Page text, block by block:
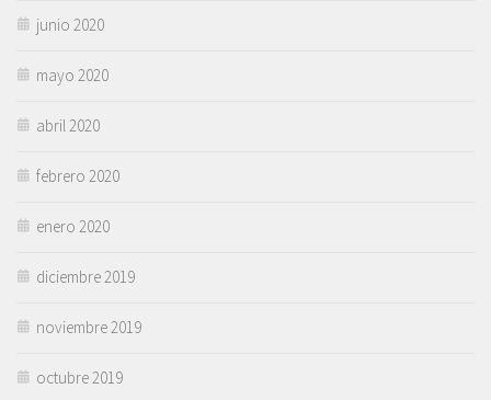
junio 2020
mayo 2020
abril 2020
febrero 2020
enero 2020
diciembre 2019
noviembre 2019
octubre 2019